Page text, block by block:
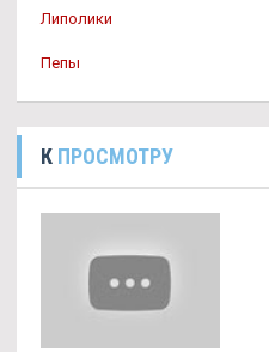
Липолики
Пепы
К ПРОСМОТРУ